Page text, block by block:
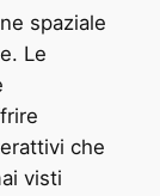
spaziale
Le
che
visti